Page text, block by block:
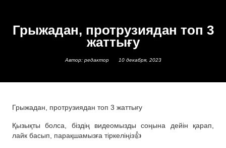
Грыжадан, протрузиядан топ 3
жаттығу
Автор: редактор 10 декабря, 2023
Грыжадан, протрузиядан топ 3 жаттығу
Қызықты болса, біздің видеомызды соңына дейін қарап,
лайк басып, парақшамызға тіркеліңіз👍